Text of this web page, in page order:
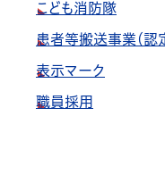
こども消防隊
患者等搬送事業（認
表示マーク
職員採用